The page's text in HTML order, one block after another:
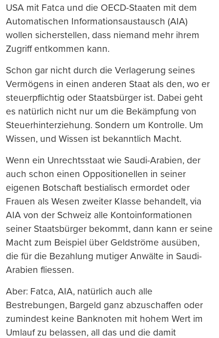
USA mit Fatca und die OECD-Staaten mit dem
Automatischen Informationsaustausch (AIA)
wollen sicherstellen, dass niemand mehr ihrem
Zugriff entkommen kann.
Schon gar nicht durch die Verlagerung seines
Vermögens in einen anderen Staat als den, wo er
steuerpflichtig oder Staatsbürger ist. Dabei geht
es natürlich nicht nur um die Bekämpfung von
Steuerhinterziehung. Sondern um Kontrolle. Um
Wissen, und Wissen ist bekanntlich Macht.
Wenn ein Unrechtsstaat wie Saudi-Arabien, der
auch schon einen Oppositionellen in seiner
eigenen Botschaft bestialisch ermordet oder
Frauen als Wesen zweiter Klasse behandelt, via
AIA von der Schweiz alle Kontoinformationen
seiner Staatsbürger bekommt, dann kann er seine
Macht zum Beispiel über Geldströme ausüben,
die für die Bezahlung mutiger Anwälte in Saudi-
Arabien fliessen.
Aber: Fatca, AIA, natürlich auch alle
Bestrebungen, Bargeld ganz abzuschaffen oder
zumindest keine Banknoten mit hohem Wert im
Umlauf zu belassen, all das und die damit